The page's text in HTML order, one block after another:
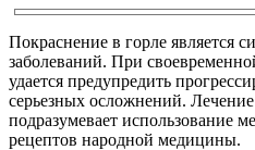
Покраснение в горле является
заболеваний. При
удается предупредить
серьезных осложнений.
подразумевает использование
рецептов народной медицины.